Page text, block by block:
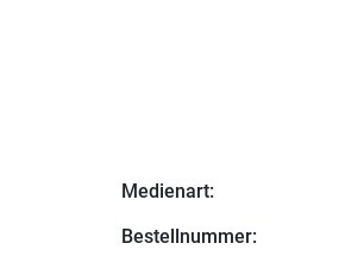
Medienart:
Bestellnummer: